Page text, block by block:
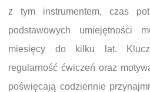
z tym instrumentem, czas
podstawowych umiejętności
miesięcy do kilku lat.
regularność ćwiczeń oraz
poświęcają codziennie